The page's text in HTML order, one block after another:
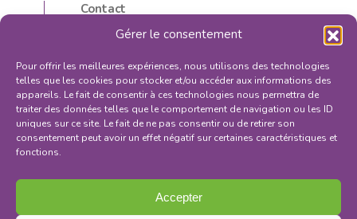
Gérer le consentement
Pour offrir les meilleures expériences, nous utilisons des technologies
telles que les cookies pour stocker et/ou accéder aux informations des
appareils. Le fait de consentir à ces technologies nous permettra de
traiter des données telles que le comportement de navigation ou les ID
uniques sur ce site. Le fait de ne pas consentir ou de retirer son
consentement peut avoir un effet négatif sur certaines caractéristiques et
fonctions.
Accepter
Contact
5, rue d’Isly
87000 Limoges, France
05 55 32 59 16
contactilfg@orange.fr
Politique de confidentialité